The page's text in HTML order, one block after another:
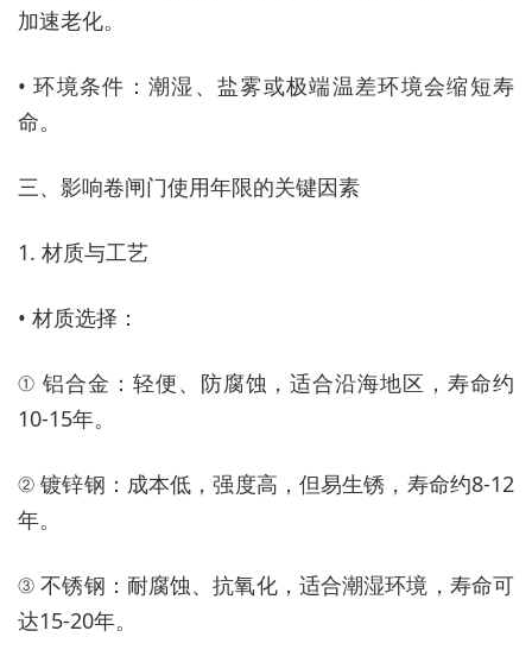
加速老化。
• 环境条件：潮湿、盐雾或极端温差环境会缩短寿
命。
三、影响卷闸门使用年限的关键因素
1. 材质与工艺
• 材质选择：
① 铝合金：轻便、防腐蚀，适合沿海地区，寿命约
10-15年。
② 镀锌钢：成本低，强度高，但易生锈，寿命约8-12
年。
③ 不锈钢：耐腐蚀、抗氧化，适合潮湿环境，寿命可
达15-20年。